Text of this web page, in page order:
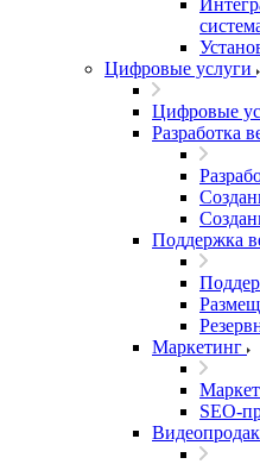
Цифровые услуги
Цифровые
Разработка
Поддержка
Маркетинг
SEO-